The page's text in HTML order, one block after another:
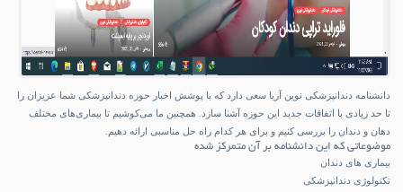
دانشنامه دندانپزشکی نوین آریا سعی دارد که با پوشش اخبار حوزه دندانپزشکی شما عزیزان را
تا حد زیادی با اتفاقات جدید این حوزه آشنا سازد. همچنین ما می‌کوشیم تا بیماری‌های مختلف
دهان و دندان را بررسی کنیم و برای هر کدام راه حل مناسبی ارائه دهیم.
موضوعاتی که این دانشنامه بر آن متمرکز شده
بیماری های دندان
تکنولوژی دندانپزشکی